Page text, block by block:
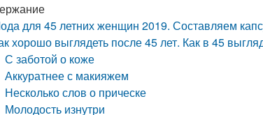
для 45 летних женщин 2019. Составляем
хорошо выглядеть после 45 лет. Как в 45
С заботой о коже
Аккуратнее с макияжем
Несколько слов о прическе
Молодость изнутри